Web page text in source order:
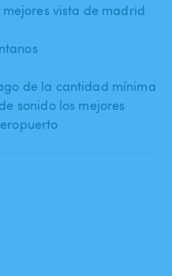
vista de madrid
de la cantidad mínima
sonido los mejores